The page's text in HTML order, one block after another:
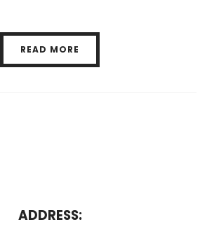
READ MORE
ADDRESS: